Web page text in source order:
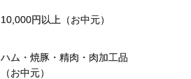
10,000円以上（お中元）
ハム・焼豚・精肉・肉加工品
（お中元）